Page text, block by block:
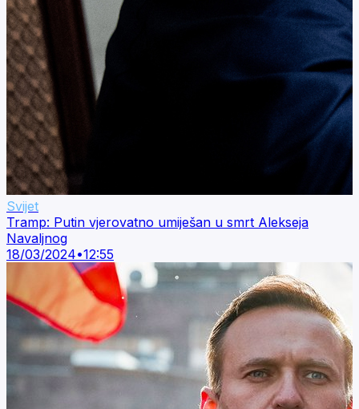
Svijet
Tramp: Putin vjerovatno umiješan u smrt Alekseja
Navaljnog
18/03/2024•12:55